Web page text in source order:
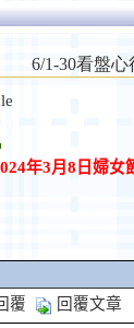
年3月8日婦女
覆 回覆文章